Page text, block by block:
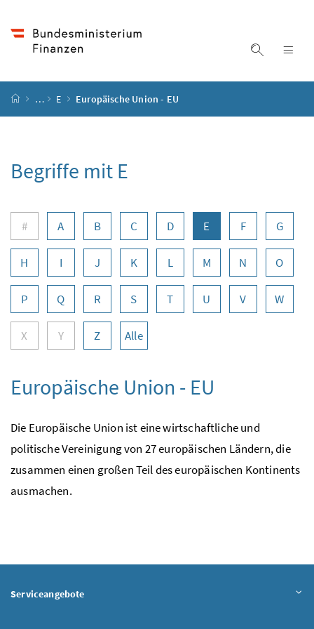
Suche
Startseite
… E Europäische Union - EU
Begriffe mit E
Buchstabennavigation
# A B C D E F G
H I J K L M N O
P Q R S T U V W
X Y Z Alle
Europäische Union - EU
Die Europäische Union ist eine wirtschaftliche und
politische Vereinigung von 27 europäischen Ländern, die
zusammen einen großen Teil des europäischen Kontinents
ausmachen.
Serviceangebote